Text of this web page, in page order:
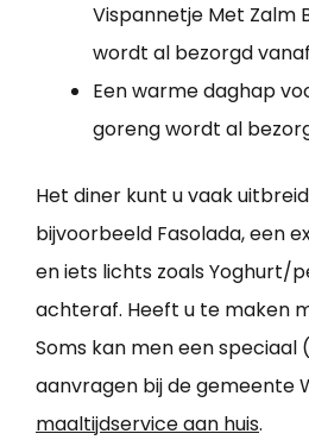
Vispannetje Met Zalm
wordt al bezorgd
Een warme daghap
goreng wordt al
Het diner kunt u vaak
bijvoorbeeld Fasolada, een
en iets lichts zoals Yoghurt/
achteraf. Heeft u te maken
Soms kan men een
aanvragen bij de gemeente
maaltijdservice aan huis.